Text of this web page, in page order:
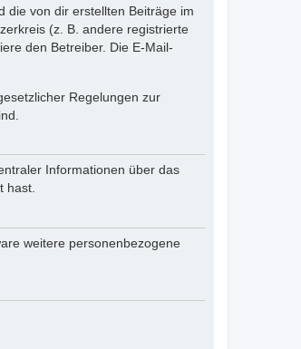
die von dir erstellten Beiträge im
(z. B. andere registrierte
den Betreiber. Die E-Mail-
Regelungen zur
Informationen über das
hast.
weitere personenbezogene